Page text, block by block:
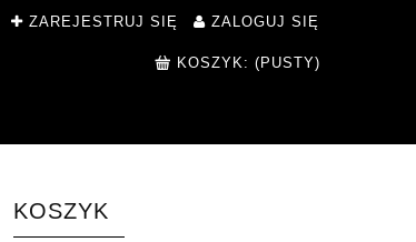
ZAREJESTRUJ SIĘ ZALOGUJ SIĘ
KOSZYK: (PUSTY)
KOSZYK